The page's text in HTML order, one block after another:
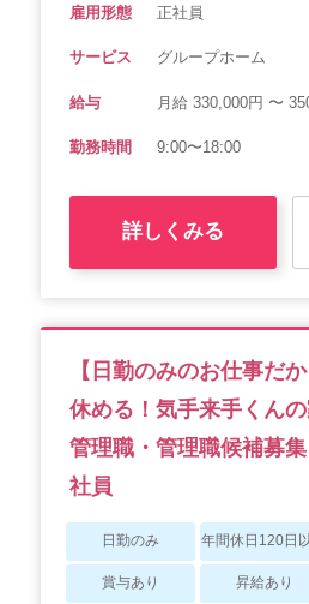
雇用形態 正社員
サービス グループホーム
給与 月給 330,000円 〜
勤務時間 9:00〜18:00
詳しくみる
【日勤のみのお仕事だ
休める！気手来手くん
管理職・管理職候補募
社員
日勤のみ 年間休日120日
賞与あり 昇給あり